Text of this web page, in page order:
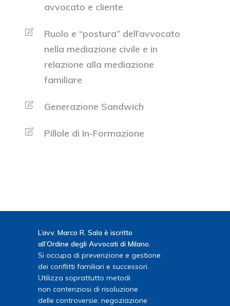
avvocato e cliente
Ruolo e “postura” dell’avvocato
nella mediazione civile e in
relazione alla mediazione
familiare
Generazione Sandwich
Pillole di In-Formazione
L’avv. Marco R. Sala è iscritto
all’Ordine degli Avvocati di Milano.
Si occupa di prevenzione e gestione
dei conflitti familiari e successori.
Utilizza soprattutto metodi
non contenziosi di risoluzione
delle controversie: negoziazione